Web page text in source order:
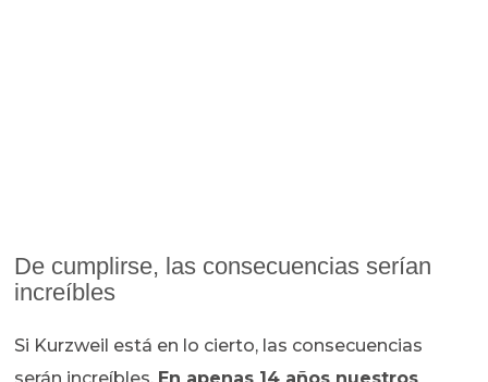
De cumplirse, las consecuencias serían
increíbles
Si Kurzweil está en lo cierto, las consecuencias